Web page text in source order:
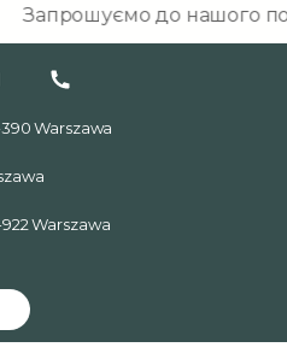
до нашого
Warszawa
Warszawa